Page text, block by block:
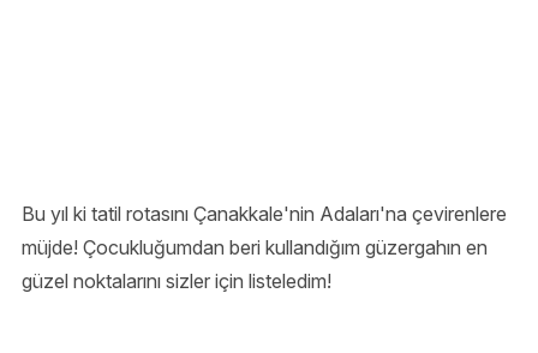
Bu yıl ki tatil rotasını Çanakkale'nin Adaları'na çevirenlere
müjde! Çocukluğumdan beri kullandığım güzergahın en
güzel noktalarını sizler için listeledim!